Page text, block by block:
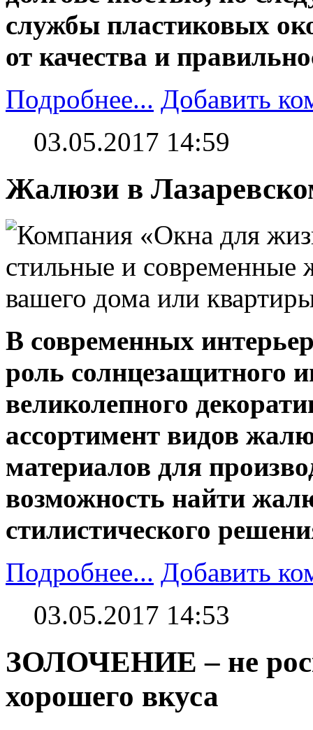
службы пластиковых
от качества и
Подробнее... Добавить
03.05.2017 14:59
Жалюзи в
В современных
роль солнцезащитного
великолепного
ассортимент видов
материалов для
возможность найти
стилистического
Подробнее... Добавить
03.05.2017 14:53
ЗОЛОЧЕНИЕ – не
хорошего вкуса